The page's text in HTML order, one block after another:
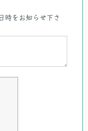
時をお知らせ下さ